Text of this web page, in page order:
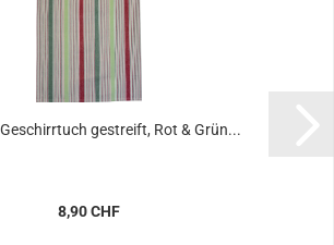
gestreift, Rot & Grün...
8,90 CHF